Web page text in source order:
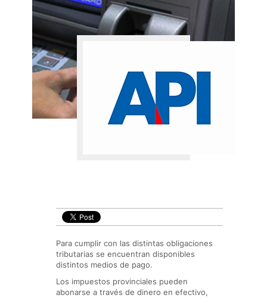
Para cumplir con las distintas obligaciones
tributarias se encuentran disponibles
distintos medios de pago.
Los impuestos provinciales pueden
abonarse a través de dinero en efectivo,